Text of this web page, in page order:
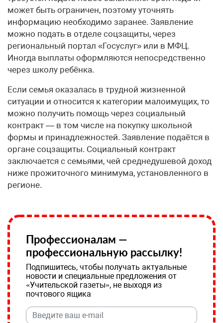
может быть ограничен, поэтому уточнять
информацию необходимо заранее. Заявление
можно подать в отделе соцзащиты, через
региональный портал «Госуслуг» или в МФЦ.
Иногда выплаты оформляются непосредственно
через школу ребёнка.
Если семья оказалась в трудной жизненной
ситуации и относится к категории малоимущих, то
можно получить помощь через социальный
контракт — в том числе на покупку школьной
формы и принадлежностей. Заявление подаётся в
органе соцзащиты. Социальный контракт
заключается с семьями, чей среднедушевой доход
ниже прожиточного минимума, установленного в
регионе.
Профессионалам —
профессиональную рассылку!
Подпишитесь, чтобы получать актуальные
новости и специальные предложения от
«Учительской газеты», не выходя из
почтового ящика